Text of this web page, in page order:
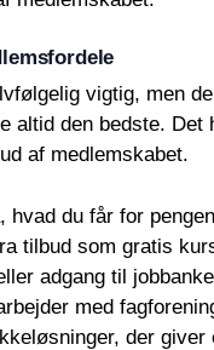
vigtig, men
altid den bedste. Det
af medlemskabet.
hvad du får for
tilbud som gratis
adgang til
med
der giver